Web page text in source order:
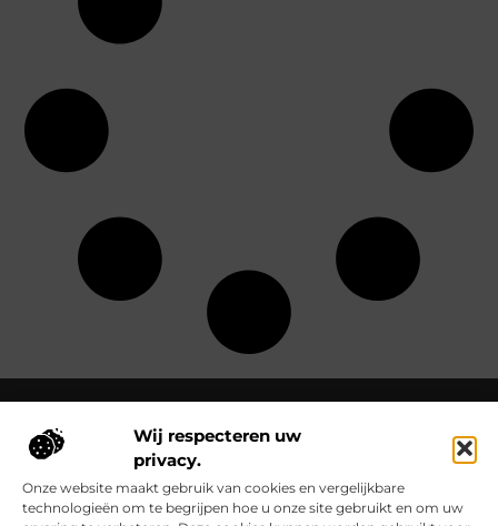
Wij respecteren uw
privacy.
Onze website maakt gebruik van cookies en vergelijkbare
technologieën om te begrijpen hoe u onze site gebruikt en om uw
Over Clementinas
Clementinas.nl – Ontdek de kleine wonderen van het
dagelijks leven.
Verken inspirerende blogs en artikelen die het
gewone buitengewoon maken.